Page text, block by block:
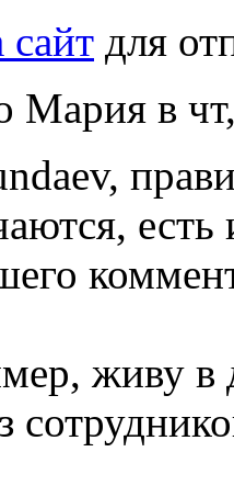
для
Мария в
живу в